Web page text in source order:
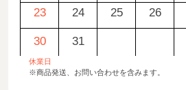
23
24 25 26
30 31
休業日
※商品発送、お問い合わせを含みます。